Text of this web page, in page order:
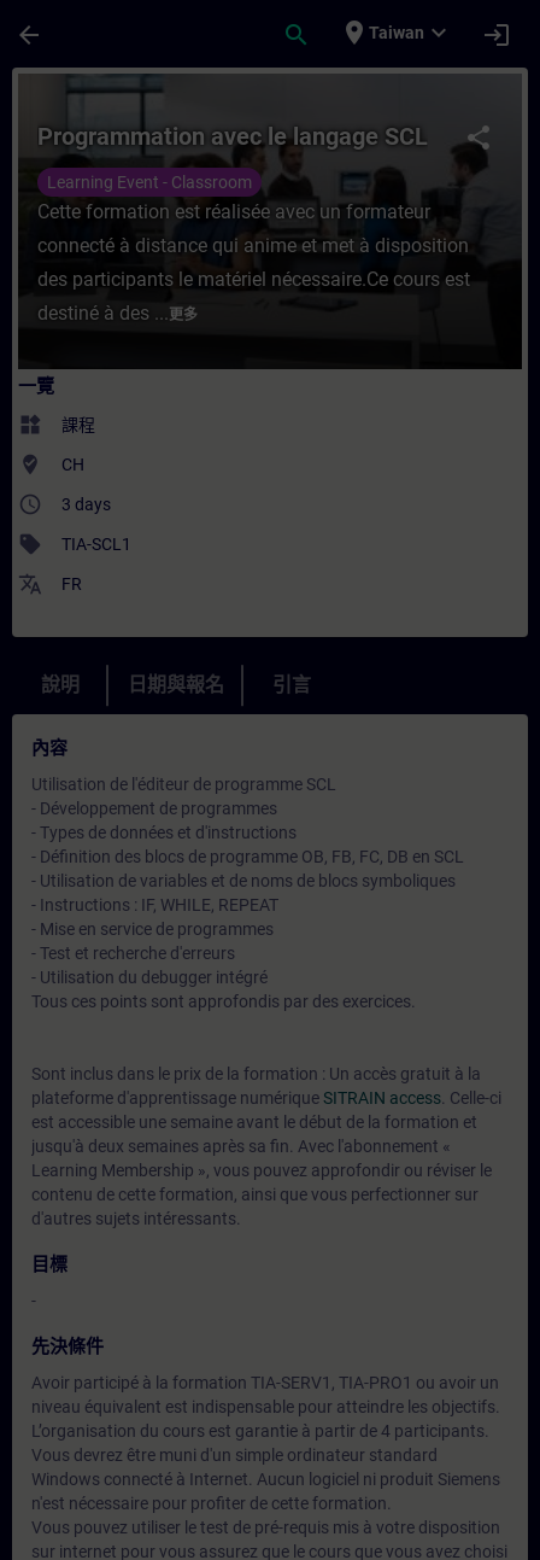
arrow_back search place Taiwan expand_more login
課程 - Programmation avec le langage
share
Programmation avec le langage SCL
Learning Event - Classroom
Cette formation est réalisée avec un formateur
connecté à distance qui anime et met à disposition
des participants le matériel nécessaire.Ce cours est
destiné à des ...更多
一覽
widgets 課程
where_to_vote CH
access_time 3 days
sell TIA-SCL1
translate FR
說明 日期與報名 引言
內容
Utilisation de l'éditeur de programme SCL
- Développement de programmes
- Types de données et d'instructions
- Définition des blocs de programme OB, FB, FC, DB en SCL
- Utilisation de variables et de noms de blocs symboliques
- Instructions : IF, WHILE, REPEAT
- Mise en service de programmes
- Test et recherche d'erreurs
- Utilisation du debugger intégré
Tous ces points sont approfondis par des exercices.
Sont inclus dans le prix de la formation : Un accès gratuit à la
plateforme d'apprentissage numériqueSITRAIN access . Celle-ci
est accessible une semaine avant le début de la formation et
jusqu'à deux semaines après sa fin. Avec l'abonnement «
Learning Membership », vous pouvez approfondir ou réviser le
contenu de cette formation, ainsi que vous perfectionner sur
d'autres sujets intéressants.
目標
-
先決條件
Avoir participé à la formation TIA-SERV1, TIA-PRO1 ou avoir un
niveau équivalent est indispensable pour atteindre les objectifs.
L’organisation du cours est garantie à partir de 4 participants.
Vous devrez être muni d'un simple ordinateur standard
Windows connecté à Internet. Aucun logiciel ni produit Siemens
n'est nécessaire pour profiter de cette formation.
Vous pouvez utiliser le test de pré-requis mis à votre disposition
sur internet pour vous assurez que le cours que vous avez choisi